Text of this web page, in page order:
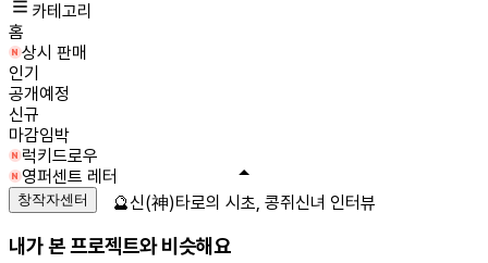
카테고리
홈
상시 판매
인기
공개예정
신규
마감임박
럭키드로우
영퍼센트 레터
창작자센터
내가 본 프로젝트와 비슷해요
🔮신(神)타로의 시초, 콩쥐신녀 인터뷰